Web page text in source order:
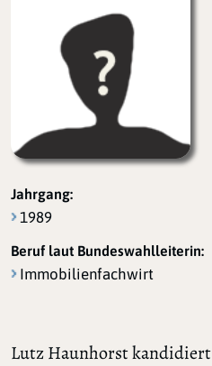
Jahrgang:
1989
Beruf laut Bundeswahlleiterin:
Immobilienfachwirt
Lutz Haunhorst